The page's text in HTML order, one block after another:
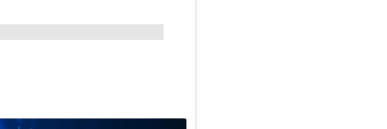
hazırlanmış Aydınlatma Metnimizi okumak ve sitemizde ilgili